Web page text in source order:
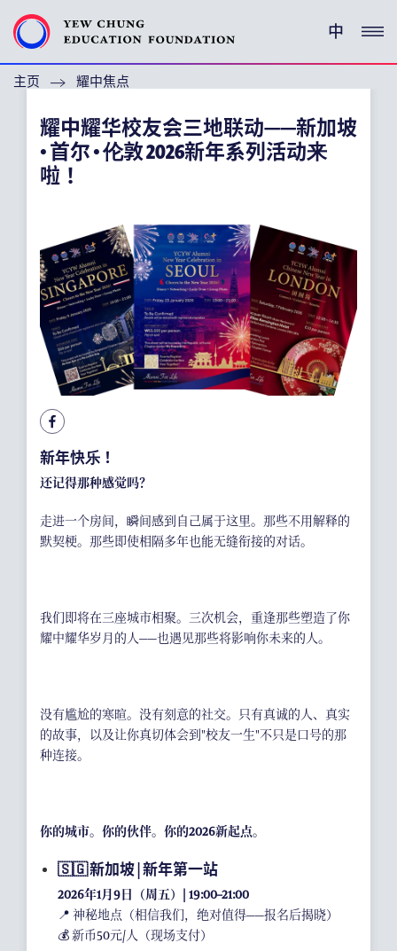
中
(ENGLISH) YEW CHUNG PEDIGREE
(ENGLISH) ENRICHMENT PROGRAMMES
支持耀中
特别呜谢
关于耀中教育机构
(ENGLISH) YEW CHUNG YEW WAH NETWORK
(ENGLISH) CHOR HANG EDUCATIONAL RESEARCH
INSTITUTE
耀中焦点
耀中耀华校友会
(ENGLISH) PUBLICATIONS
主页 耀中焦点
耀中耀华校友会三地联动——新加坡
• 首尔 • 伦敦 2026新年系列活动来
啦！
新年快乐！
还记得那种感觉吗？
走进一个房间，瞬间感到自己属于这里。那些不用解释的
默契梗。那些即使相隔多年也能无缝衔接的对话。
我们即将在三座城市相聚。三次机会，重逢那些塑造了你
耀中耀华岁月的人——也遇见那些将影响你未来的人。
没有尴尬的寒暄。没有刻意的社交。只有真诚的人、真实
的故事，以及让你真切体会到"校友一生"不只是口号的那
种连接。
你的城市。你的伙伴。你的2026新起点。
🇸🇬 新加坡 | 新年第一站
2026年1月9日（周五）| 19:00–21:00
📍 神秘地点（相信我们，绝对值得——报名后揭晓）
💰 新币50元/人（现场支付）